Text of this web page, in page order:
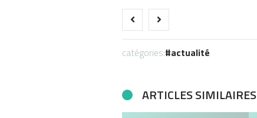
catégories: actualité
ARTICLES SIMILAIRES